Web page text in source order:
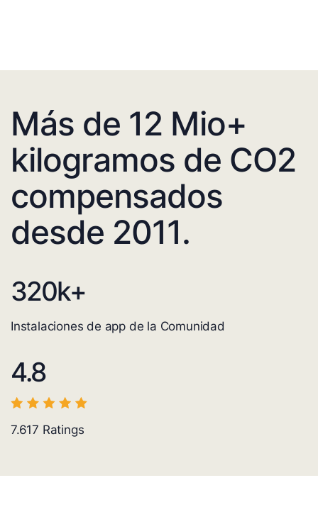
Más de 12 Mio+
kilogramos de CO2
compensados
desde 2011.
320k+
Instalaciones de app de la Comunidad
4.8
7.617 Ratings